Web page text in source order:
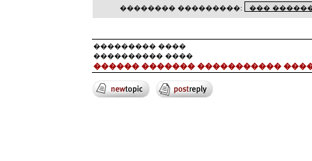
�������� ���������:
��������� ����
���������� ����
������ ������� �����������